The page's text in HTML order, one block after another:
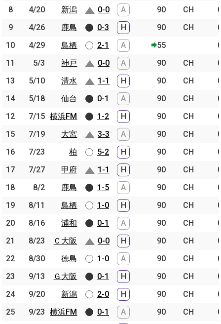
8
4/20 新潟 0-0 A 90 CH
9
4/26 鹿島 0-3 H 90 CH
10
4/29 鳥栖 2-1 A 55
11
5/3 神戸 0-0 A 90 CH
13
5/10 清水 1-1 H 90 CH
14
5/18 仙台 0-1 A 90 CH
12
7/15 横浜FM 1-2 H 90 CH
15
7/19 大宮 3-3 A 90 CH
16
7/23 柏 5-2 H 90 CH
17
7/27 甲府 1-1 H 90 CH
18
8/2 鹿島 1-5 A 90 CH
19
8/11 鳥栖 1-0 H 90 CH
20
8/16 浦和 0-1 A 90 CH
21
8/23 Ｃ大阪 0-0 H 90 CH
22
8/30 徳島 1-0 A 90 CH
23
9/13 Ｇ大阪 0-1 H 90 CH
24
9/20 新潟 2-0 H 90 CH
25
9/23 横浜FM 0-1 A 90 CH
8
4/20
新潟
9
4/26
鹿島
10
4/29
鳥栖
11
5/3
神戸
13
5/10
清水
14
5/18
仙台
12
7/15 横浜FM
15
7/19
大宮
16
7/23
柏
17
7/27
甲府
18
8/2
鹿島
19
8/11
鳥栖
20
8/16
浦和
21
8/23
Ｃ大阪
22
8/30
徳島
23
9/13
Ｇ大阪
24
9/20
新潟
25
9/23 横浜FM